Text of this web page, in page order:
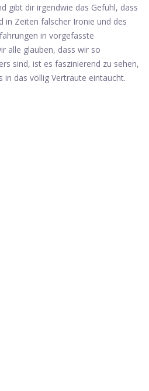
gibt dir irgendwie das Gefühl, dass
in Zeiten falscher Ironie und des
in vorgefasste
alle glauben, dass wir so
sind, ist es faszinierend zu sehen,
das völlig Vertraute eintaucht.